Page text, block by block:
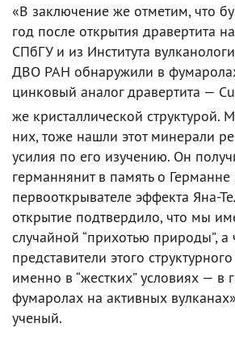
«В заключение же отметим, что
год после открытия дравертита
СПбГУ и из Института
ДВО РАН обнаружили в
цинковый аналог дравертита —
же кристаллической структурой.
них, тоже нашли этот минерали
усилия по его изучению. Он
германнянит в память о
первооткрывателе эффекта Яна-
открытие подтвердило, что мы
случайной “прихотью природы”, а
представители этого
именно в “жестких” условиях — в
фумаролах на активных
ученый.